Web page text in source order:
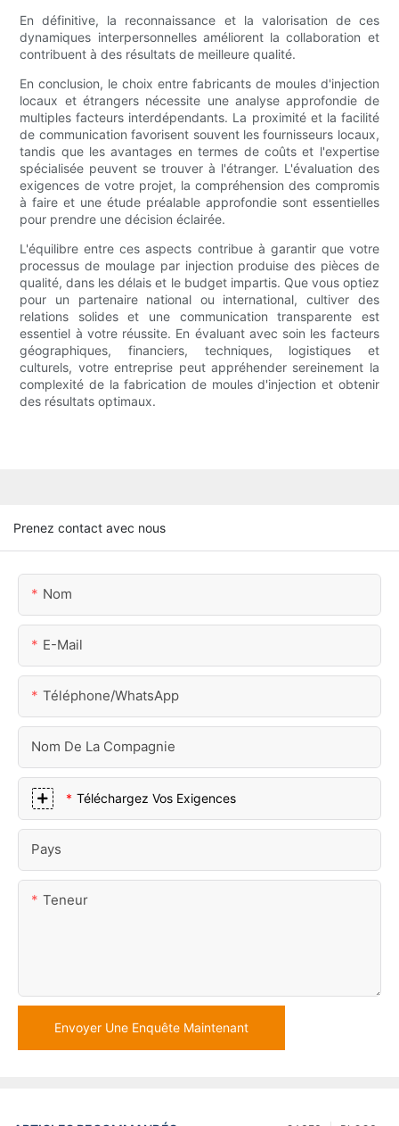
En définitive, la reconnaissance et la valorisation de ces
dynamiques interpersonnelles améliorent la collaboration et
contribuent à des résultats de meilleure qualité.
En conclusion, le choix entre fabricants de moules d'injection
locaux et étrangers nécessite une analyse approfondie de
multiples facteurs interdépendants. La proximité et la facilité
de communication favorisent souvent les fournisseurs locaux,
tandis que les avantages en termes de coûts et l'expertise
spécialisée peuvent se trouver à l'étranger. L'évaluation des
exigences de votre projet, la compréhension des compromis
à faire et une étude préalable approfondie sont essentielles
pour prendre une décision éclairée.
L'équilibre entre ces aspects contribue à garantir que votre
processus de moulage par injection produise des pièces de
qualité, dans les délais et le budget impartis. Que vous optiez
pour un partenaire national ou international, cultiver des
relations solides et une communication transparente est
essentiel à votre réussite. En évaluant avec soin les facteurs
géographiques, financiers, techniques, logistiques et
culturels, votre entreprise peut appréhender sereinement la
complexité de la fabrication de moules d'injection et obtenir
des résultats optimaux.
Prenez contact avec nous
Nom
E-Mail
Téléphone/WhatsApp
Nom De La Compagnie
Téléchargez Vos Exigences
Pays
Teneur
Envoyer Une Enquête Maintenant